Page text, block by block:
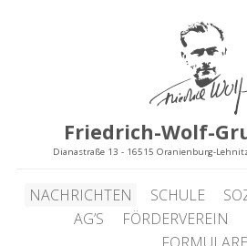
Friedrich-Wolf-
Dianastraße 13 - 16515 Oranienburg-
NACHRICHTEN SCHULE
AG’S
FÖRDERVEREIN